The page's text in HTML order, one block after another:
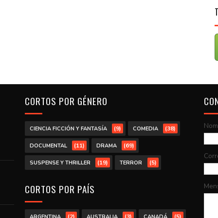
CORTOS POR GÉNERO
CIENCIA FICCIÓN Y FANTASÍA (9) COMEDIA (38)
DOCUMENTAL (11) DRAMA (69)
SUSPENSE Y THRILLER (19) TERROR (5)
CORTOS POR PAÍS